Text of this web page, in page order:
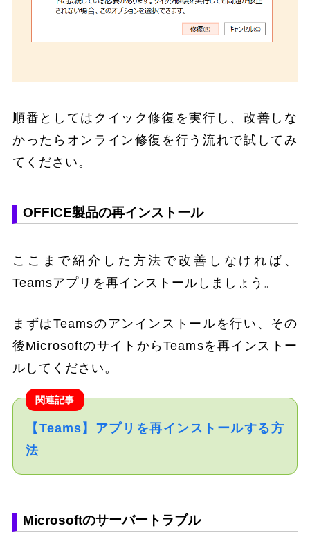
順番としてはクイック修復を実行し、改善しな
かったらオンライン修復を行う流れで試してみ
てください。
OFFICE製品の再インストール
ここまで紹介した方法で改善しなければ、
Teamsアプリを再インストールしましょう。
まずはTeamsのアンインストールを行い、その
後MicrosoftのサイトからTeamsを再インストー
ルしてください。
関連記事
【Teams】アプリを再インストールする方
法
Microsoftのサーバートラブル